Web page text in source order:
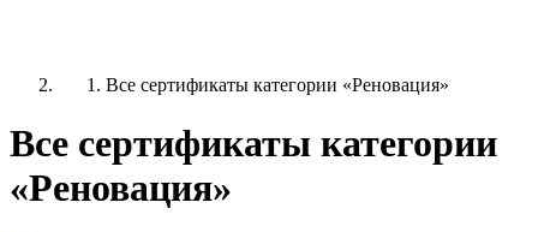
Все сертификаты категории «Реновация»
Все сертификаты категории
«Реновация»